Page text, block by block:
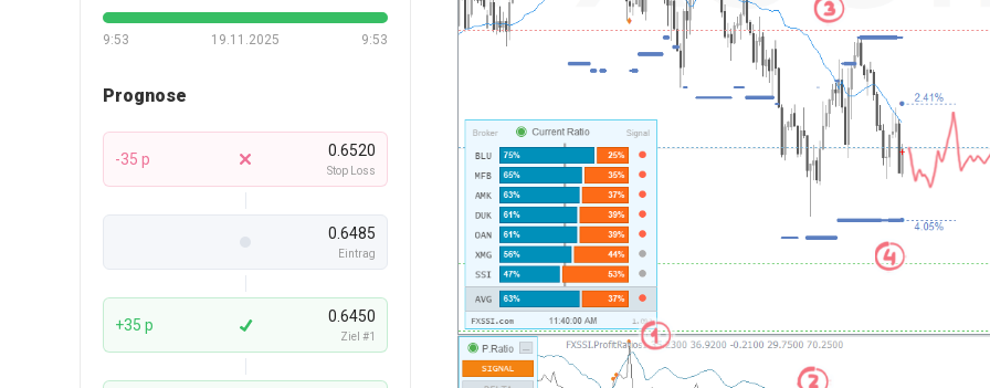
9:53 9:53
19.11.2025
Prognose
-35 p 0.6520
Stop Loss
0.6485
Eintrag
+35 p 0.6450
Ziel #1